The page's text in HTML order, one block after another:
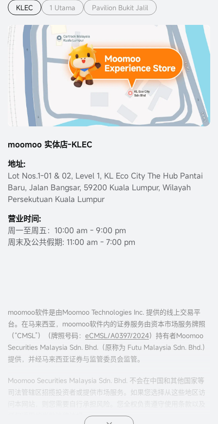
KLEC 1 Utama Pavilion Bukit Jalil
moomoo 实体店-KLEC
地址:
Lot Nos.1-01 & 02, Level 1, KL Eco City The Hub Pantai
Baru, Jalan Bangsar, 59200 Kuala Lumpur, Wilayah
Persekutuan Kuala Lumpur
营业时间:
周一至周五：10:00 am - 9:00 pm
周末及公共假期: 11:00 am - 7:00 pm
moomoo软件是由Moomoo Technologies Inc. 提供的线上交易平
台。在马来西亚，moomoo软件内的证券服务由资本市场服务牌照
（“CMSL”）（牌照号码： eCMSL/A0397/2024）持有者Moomoo
Securities Malaysia Sdn. Bhd.（原称为 Futu Malaysia Sdn. Bhd.）
提供，并经马来西亚证券与监管委员会监管。
Moomoo Securities Malaysia Sdn. Bhd. 不会在中国和其他国家等
司法管辖区招揽投资者或提供市场服务。如果您选择从这些地区访
任何适用的当地法律法规。